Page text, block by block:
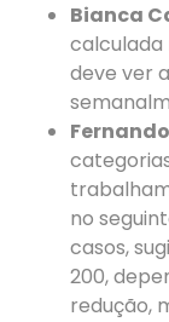
Bianca
calculada
deve ver
no
casos,
200,
redução,